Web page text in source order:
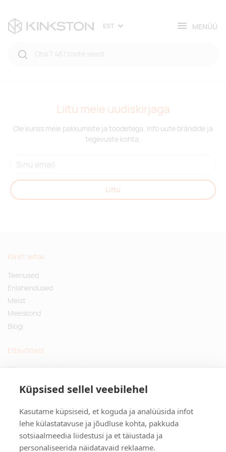
Küpsised sellel veebilehel
Kasutame küpsiseid, et koguda ja analüüsida infot
lehe külastatavuse ja jõudluse kohta, pakkuda
sotsiaalmeedia liidestusi ja et täiustada ja
personaliseerida näidatavaid reklaame.
EST MENÜÜ
Liitu meie uudiskirjaga
Ole kursis meie pakkumiste ja toodetega. Info uute brändide ja
tegevuste kohta.
Liitu
Kiirelt leitav
Teenused
Erilahendused
Meist
Meeskond
Blogi
Ettevõttest
Küsimused ja vastused
Privaatsuspoliitika
Kontakt
Tulika põik 3, Tallinn
info@kinkston.ee